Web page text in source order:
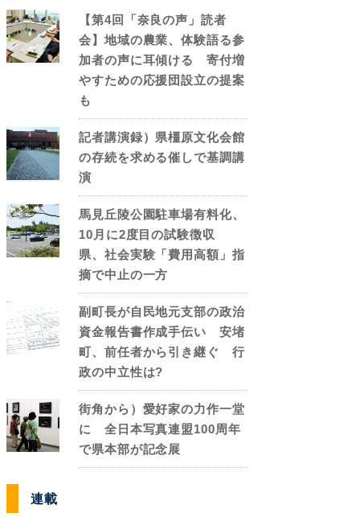
【第4回「奈良の声」読者
会】地域の農業、体験語る参
加者の声に耳傾ける 寄付増
やすための応援団設立の提案
も
記者講演録）県橿原文化会館
の存続を求める催しで基調講
演
馬見丘陵公園駐車場有料化、
10月に2度目の試験徴収
県、社会実験「費用高額」指
摘で中止の一方
副町長が自民地元支部の政治
資金報告書作成手伝い 安堵
町、前任者から引き継ぐ 行
政の中立性は?
街角から）愛好家の力作一堂
に 全日本写真連盟100周年
で県本部が記念展
連載